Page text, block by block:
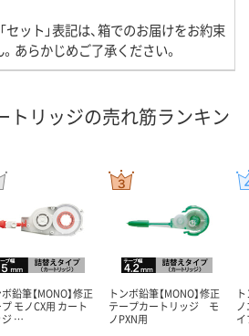
セット」表記は、箱でのお届けをお約束
あらかじめご了承ください。
トリッジの売れ筋ランキン
鉛筆【MONO】修正
モノCX用 カート
ジ …
トンボ鉛筆【MONO】修正
テープカートリッジ モ
ノPXN用